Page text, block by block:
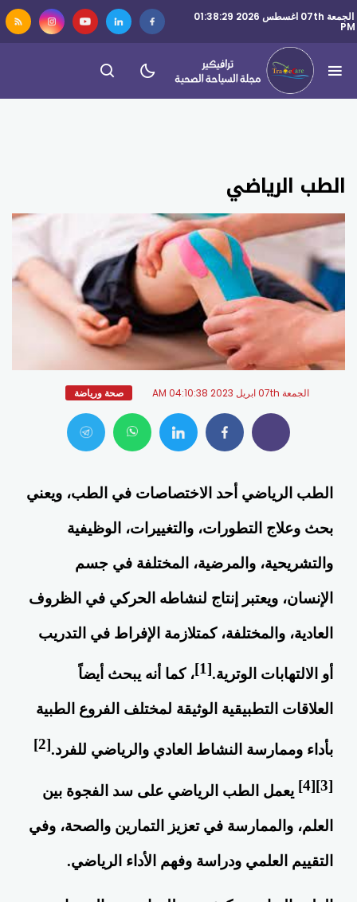
الجمعة 07th اغسطس 2026 01:38:29
PM
الطب الرياضي
الجمعة 07th ابريل 2023 04:10:38 AM صحة ورياضة
الطب الرياضي أحد الاختصاصات في الطب، ويعني
بحث وعلاج التطورات، والتغييرات، الوظيفية
والتشريحية، والمرضية، المختلفة في جسم
الإنسان، ويعتبر إنتاج لنشاطه الحركي في الظروف
العادية، والمختلفة، كمتلازمة الإفراط في التدريب
أو الالتهابات الوترية.[1] ، كما أنه يبحث أيضاً
العلاقات التطبيقية الوثيقة لمختلف الفروع الطبية
بأداء وممارسة النشاط العادي والرياضي للفرد.[2]
[3]
[4] يعمل الطب الرياضي على سد الفجوة بين
العلم، والممارسة في تعزيز التمارين والصحة، وفي
التقييم العلمي ودراسة وفهم الأداء الرياضي.